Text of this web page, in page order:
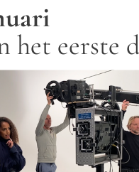
het